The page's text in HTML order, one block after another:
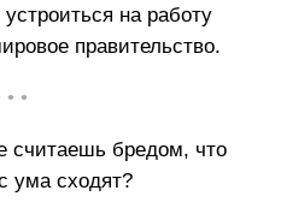
на работу
правительство.
• •
считаешь бредом, что
ума сходят?